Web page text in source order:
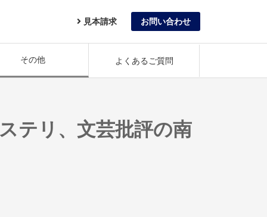
見本請求 お問い合わせ
その他 よくあるご質問
テリ、文芸批評の南